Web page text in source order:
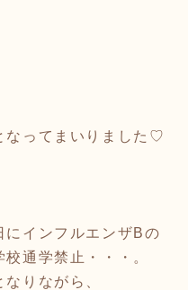
なってまいりました♡
にインフルエンザBの
通学禁止・・・。
りながら、